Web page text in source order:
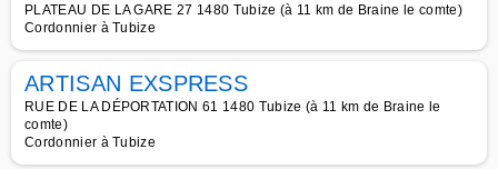
PLATEAU DE LA GARE 27 1480 Tubize (à 11 km de Braine le comte)
Cordonnier à Tubize
ARTISAN EXSPRESS
RUE DE LA DÉPORTATION 61 1480 Tubize (à 11 km de Braine le
comte)
Cordonnier à Tubize